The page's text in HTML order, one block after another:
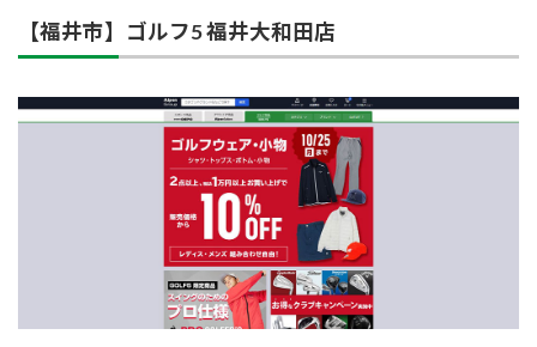
【福井市】ゴルフ5 福井大和田店